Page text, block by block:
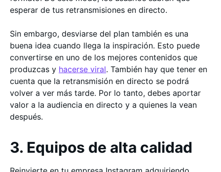
esperar de tus retransmisiones en directo.
Sin embargo, desviarse del plan también es una
buena idea cuando llega la inspiración. Esto puede
convertirse en uno de los mejores contenidos que
produzcas y hacerse viral. También hay que tener en
cuenta que la retransmisión en directo se podrá
volver a ver más tarde. Por lo tanto, debes aportar
valor a la audiencia en directo y a quienes la vean
después.
3. Equipos de alta calidad